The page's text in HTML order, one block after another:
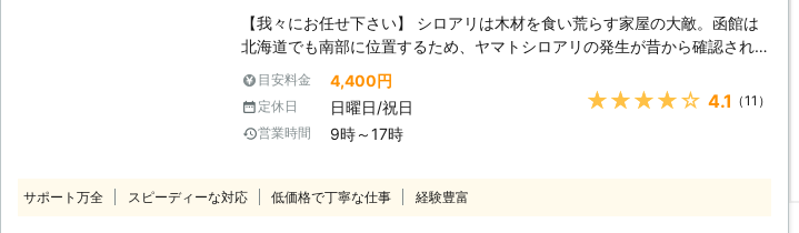
【我々にお任せ下さい】 シロアリは木材を食い荒らす家屋の大敵。函館は
北海道でも南部に位置するため、ヤマトシロアリの発生が昔から確認されて
います。むしろ、高温が苦手なシロアリにとって、函館の冷涼な夏場は、最
も活発に動きまわることが出来る気温が保たれる格好のエリアとも言えま
す。我々西部消毒はそんな函館などの北海道各地で被害を出しているシロア
リに対して、適格に、そして迅速な対応をすることが可能です。 【各種駆
目指し、複数の駆除方法を行えるように準備が整っています。特に近年施工
件数も増えているセントリコンシステムは、薬液の散布なしにシロアリの駆
目安料金 4,400円
定休日 日曜日/祝日
営業時間 9時～17時
★★★★★ 4.1 （11）
サポート万全 スピーディーな対応 低価格で丁寧な仕事 経験豊富